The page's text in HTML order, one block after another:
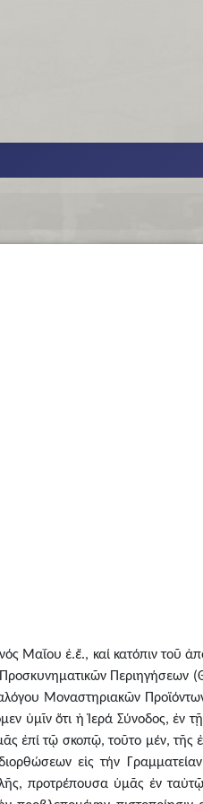
Μαΐου ἐ.ἔ., καί κατόπιν τοῦ
Περιηγήσεων
Μοναστηριακῶν
ὑμῖν ὅτι ἡ Ἱερά Σύνοδος, ἐν
ἐπί τῷ σκοπῷ, τοῦτο μέν,
εἰς τήν
προτρέπουσα ὑμᾶς ἐν